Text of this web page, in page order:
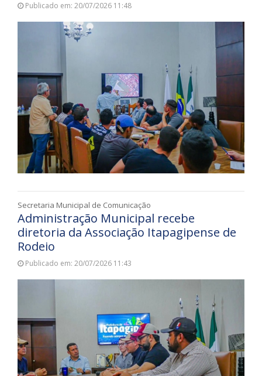
Publicado em: 20/07/2026 11:48
Secretaria Municipal de Comunicação
Administração Municipal recebe
diretoria da Associação Itapagipense de
Rodeio
Publicado em: 20/07/2026 11:43